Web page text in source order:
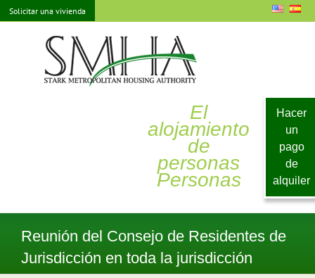
saltar
al
Solicitar una vivienda
El
alojamiento
de
personas
Personas
Hacer
un
pago
de
alquiler
Reunión del Consejo de Residentes de
Jurisdicción en toda la jurisdicción